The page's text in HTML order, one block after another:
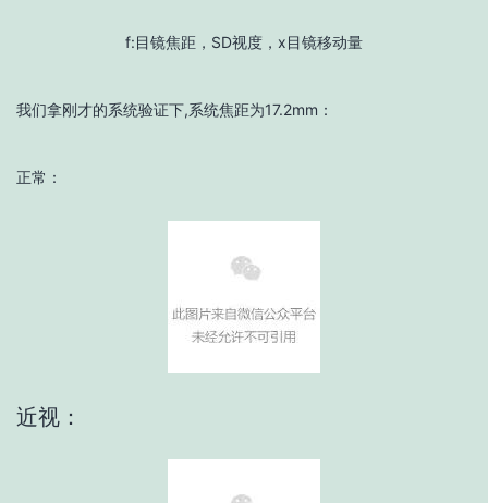
f:目镜焦距，SD视度，x目镜移动量
我们拿刚才的系统验证下,系统焦距为17.2mm：
正常：
近视：